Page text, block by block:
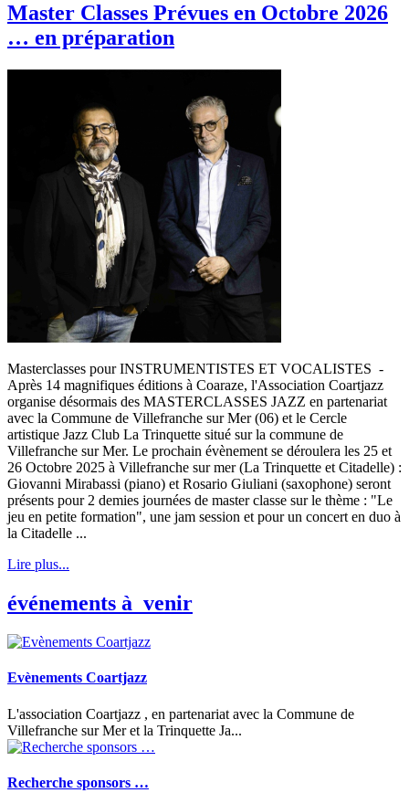
Master Classes Prévues en Octobre 2026
… en préparation
Masterclasses pour INSTRUMENTISTES ET VOCALISTES -
Après 14 magnifiques éditions à Coaraze, l'Association Coartjazz
organise désormais des MASTERCLASSES JAZZ en partenariat
avec la Commune de Villefranche sur Mer (06) et le Cercle
artistique Jazz Club La Trinquette situé sur la commune de
Villefranche sur Mer. Le prochain évènement se déroulera les 25 et
26 Octobre 2025 à Villefranche sur mer (La Trinquette et Citadelle) :
Giovanni Mirabassi (piano) et Rosario Giuliani (saxophone) seront
présents pour 2 demies journées de master classe sur le thème : "Le
jeu en petite formation", une jam session et pour un concert en duo à
la Citadelle ...
Lire plus...
événements à venir
Evènements Coartjazz
L'association Coartjazz , en partenariat avec la Commune de
Villefranche sur Mer et la Trinquette Ja...
Recherche sponsors …